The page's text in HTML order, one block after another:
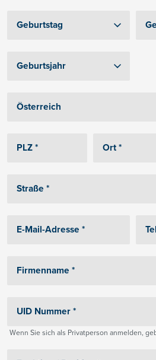
Wenn Sie sich als Privatperson anmelden,